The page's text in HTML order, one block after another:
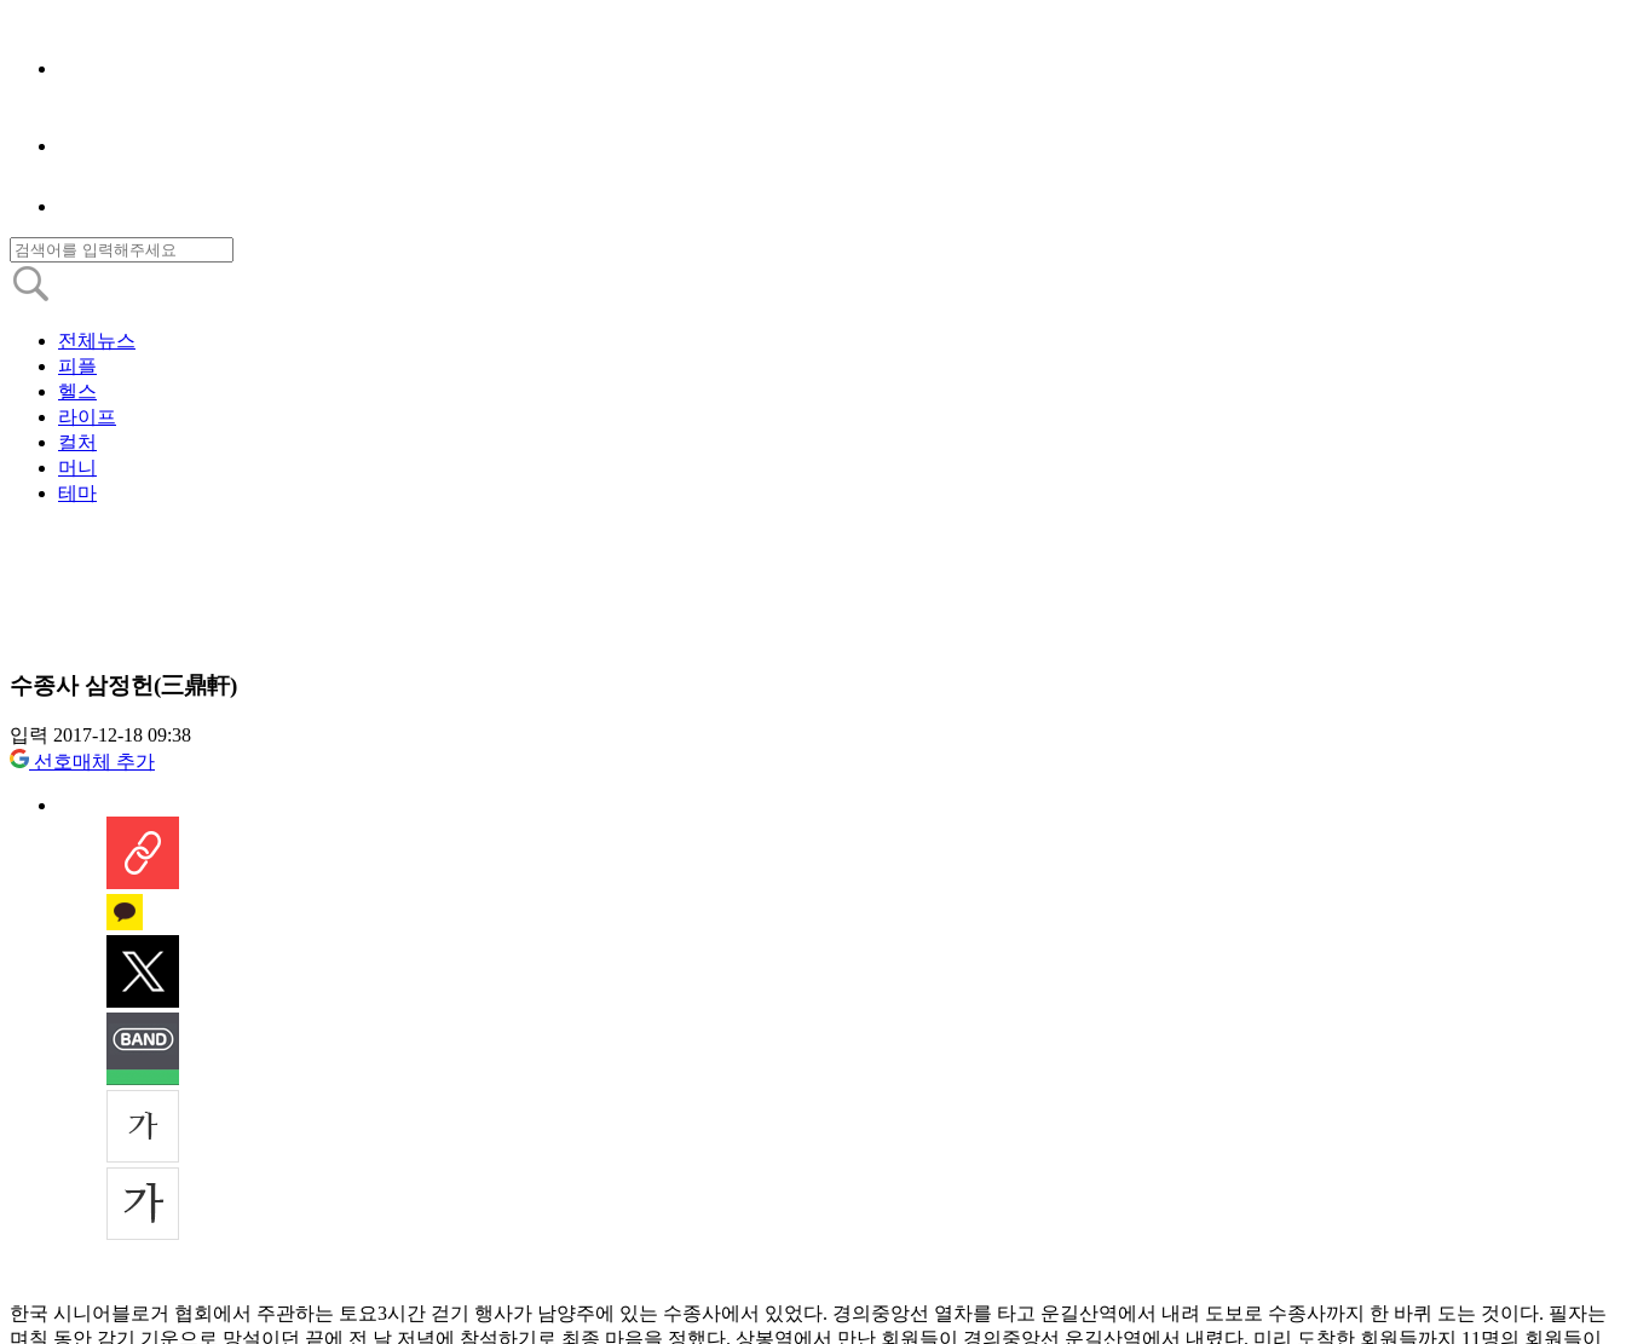
전체뉴스
피플
헬스
라이프
컬처
머니
테마
수종사 삼정헌(三鼎軒)
입력 2017-12-18 09:38
선호매체 추가
한국 시니어블로거 협회에서 주관하는 토요3시간 걷기 행사가 남양주에 있는 수종사에서 있었다. 경의중앙선 열차를 타고 운길산역에서 내려 도보로 수종사까지 한 바퀴 도는 것이다. 필자는
며칠 동안 감기 기운으로 망설이던 끝에 전 날 저녁에 참석하기로 최종 마음을 정했다. 상봉역에서 만난 회원들이 경의중앙선 운길산역에서 내렸다. 미리 도착한 회원들까지 11명의 회원들이